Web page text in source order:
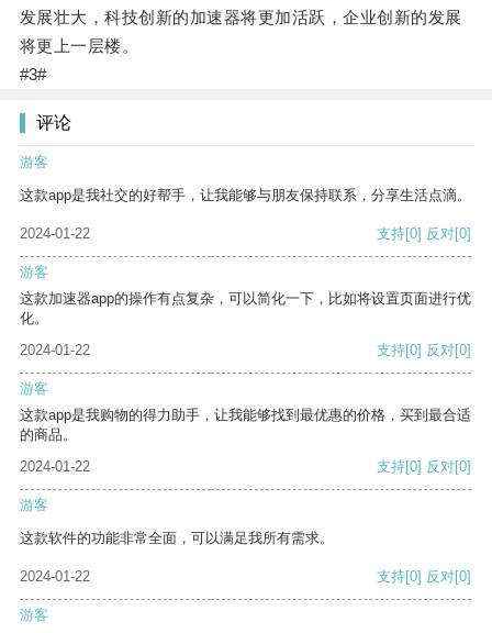
发展壮大，科技创新的加速器将更加活跃，企业创新的发展
将更上一层楼。
#3#
评论
游客
这款app是我社交的好帮手，让我能够与朋友保持联系，分享生活点滴。
2024-01-22 支持[0] 反对[0]
游客
这款加速器app的操作有点复杂，可以简化一下，比如将设置页面进行优
化。
2024-01-22
支持[0] 反对[0]
游客
这款app是我购物的得力助手，让我能够找到最优惠的价格，买到最合适
的商品。
2024-01-22
支持[0] 反对[0]
游客
这款软件的功能非常全面，可以满足我所有需求。
2024-01-22 支持[0] 反对[0]
游客